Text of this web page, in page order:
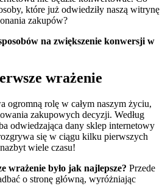
które już odwiedziły naszą witrynę
zakupów?
na zwiększenie konwersji w
wrażenie
ogromną rolę w całym naszym życiu,
zakupowych decyzji. Według
odwiedzająca dany sklep internetowy
się w ciągu kilku pierwszych
wiele czasu!
wrażenie było jak najlepsze? Przede
o stronę główną, wyróżniając